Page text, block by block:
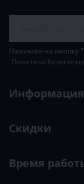
Нажимая на кнопку
Политика
Информация
Скидки
Время